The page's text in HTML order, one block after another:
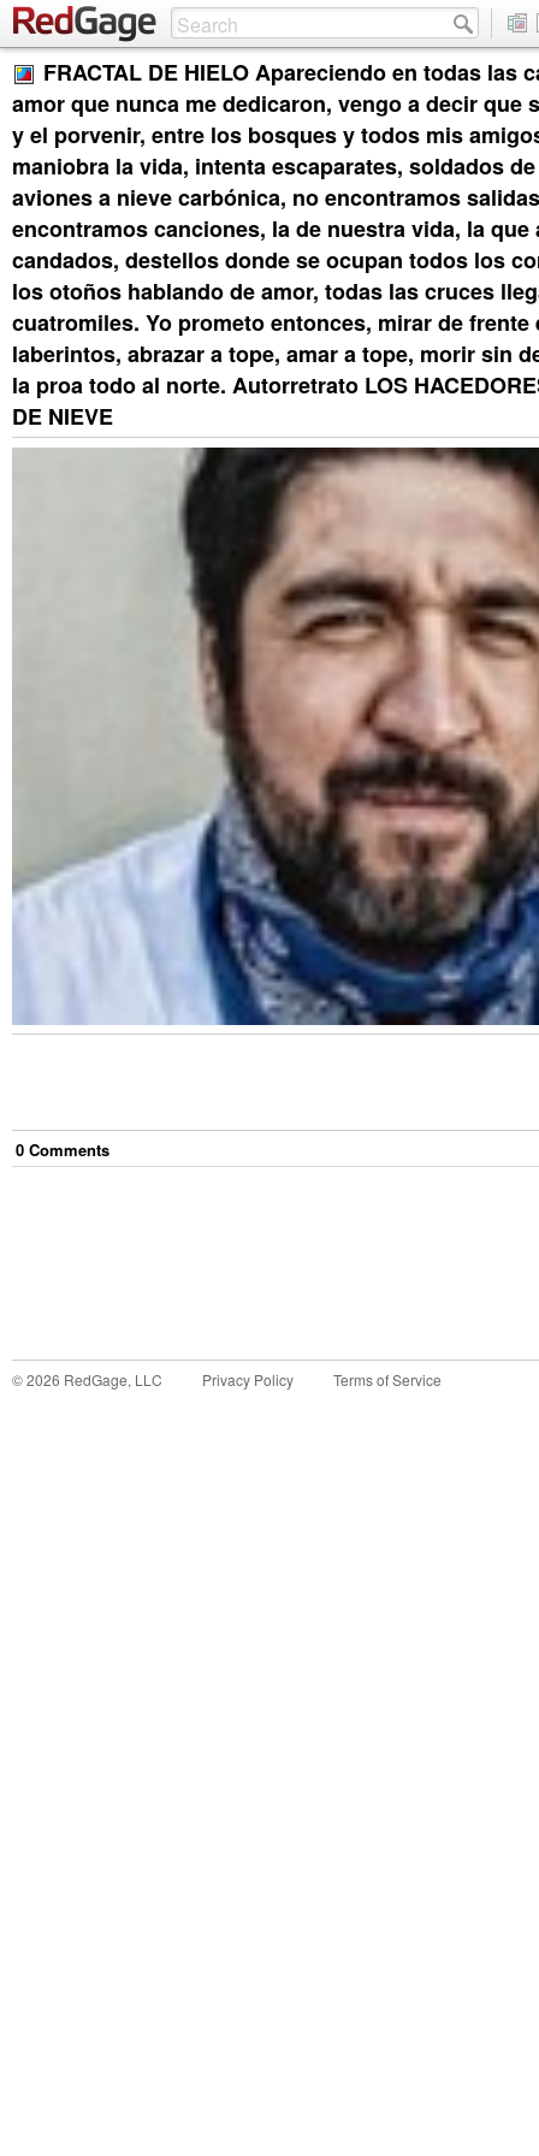
FRACTAL DE HIELO Apareciendo en todas las
amor que nunca me dedicaron, vengo a decir que
y el porvenir, entre los bosques y todos mis
maniobra la vida, intenta escaparates, soldados
aviones a nieve carbónica, no encontramos
encontramos canciones, la de nuestra vida, la
candados, destellos donde se ocupan todos los
los otoños hablando de amor, todas las cruces
cuatromiles. Yo prometo entonces, mirar de
laberintos, abrazar a tope, amar a tope, morir sin
la proa todo al norte. Autorretrato LOS
DE NIEVE
0 Comments
©2026 RedGage, LLC Privacy Policy Terms of Service